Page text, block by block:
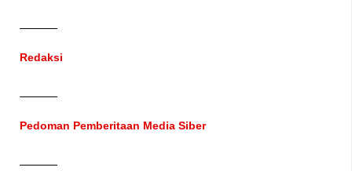
Redaksi
Pedoman Pemberitaan Media Siber